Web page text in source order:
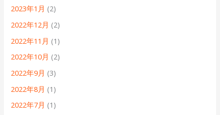
2023年1月 (2)
2022年12月 (2)
2022年11月 (1)
2022年10月 (2)
2022年9月 (3)
2022年8月 (1)
2022年7月 (1)